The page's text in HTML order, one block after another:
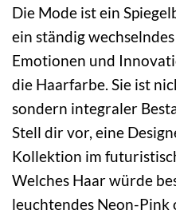
Die Mode ist ein
ein ständig
Emotionen und
die Haarfarbe. Sie ist
sondern integraler
Stell dir vor, eine
Kollektion im
Welches Haar würde
leuchtendes Neon-Pink